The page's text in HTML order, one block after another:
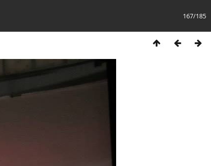
167/185